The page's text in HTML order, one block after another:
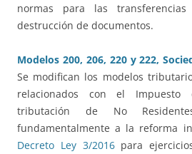
normas para las
destrucción de documentos.
Modelos 200, 206, 220 y 222,
Se modifican los modelos
relacionados con el
tributación de No
fundamentalmente a la reforma
Decreto Ley 3/2016para